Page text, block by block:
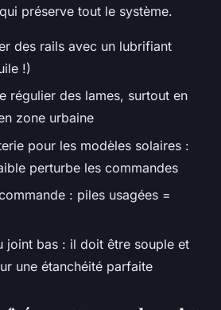
préserve tout le système.
des rails avec un lubrifiant
!)
régulier des lames, surtout en
zone urbaine
pour les modèles solaires :
perturbe les commandes
: piles usagées =
joint bas : il doit être souple et
une étanchéité parfaite